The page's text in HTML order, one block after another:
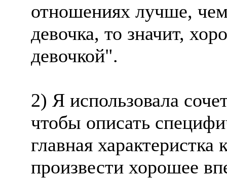
отношениях лучше,
девочка, то значит,
девочкой".
2) Я использовала
чтобы описать
главная характеристка
произвести хорошее